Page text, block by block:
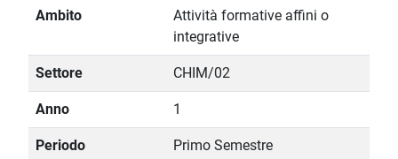
Ambito
Attività formative affini o
integrative
Settore CHIM/02
Anno 1
Periodo Primo Semestre